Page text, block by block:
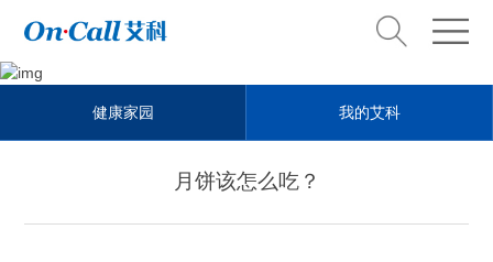
Health steward
健康管家
健康家园 我的艾科
月饼该怎么吃？